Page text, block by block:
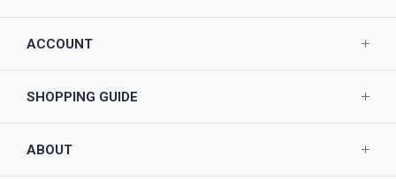
ACCOUNT
SHOPPING GUIDE
ABOUT